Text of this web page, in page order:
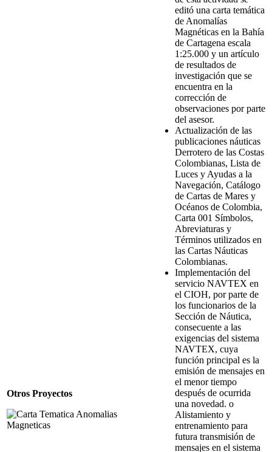
Otros Proyectos
editó una carta temática
de Anomalías
Magnéticas en la Bahía
de Cartagena escala
1:25.000 y un artículo
de resultados de
investigación que se
encuentra en la
corrección de
observaciones por parte
del asesor.
Actualización de las
publicaciones náuticas
Derrotero de las Costas
Colombianas, Lista de
Luces y Ayudas a la
Navegación, Catálogo
de Cartas de Mares y
Océanos de Colombia,
Carta 001 Símbolos,
Abreviaturas y
Términos utilizados en
las Cartas Náuticas
Colombianas.
Implementación del
servicio NAVTEX en
el CIOH, por parte de
los funcionarios de la
Sección de Náutica,
consecuente a las
exigencias del sistema
NAVTEX, cuya
función principal es la
emisión de mensajes en
el menor tiempo
después de ocurrida
una novedad. o
Alistamiento y
entrenamiento para
futura transmisión de
mensajes en el sistema